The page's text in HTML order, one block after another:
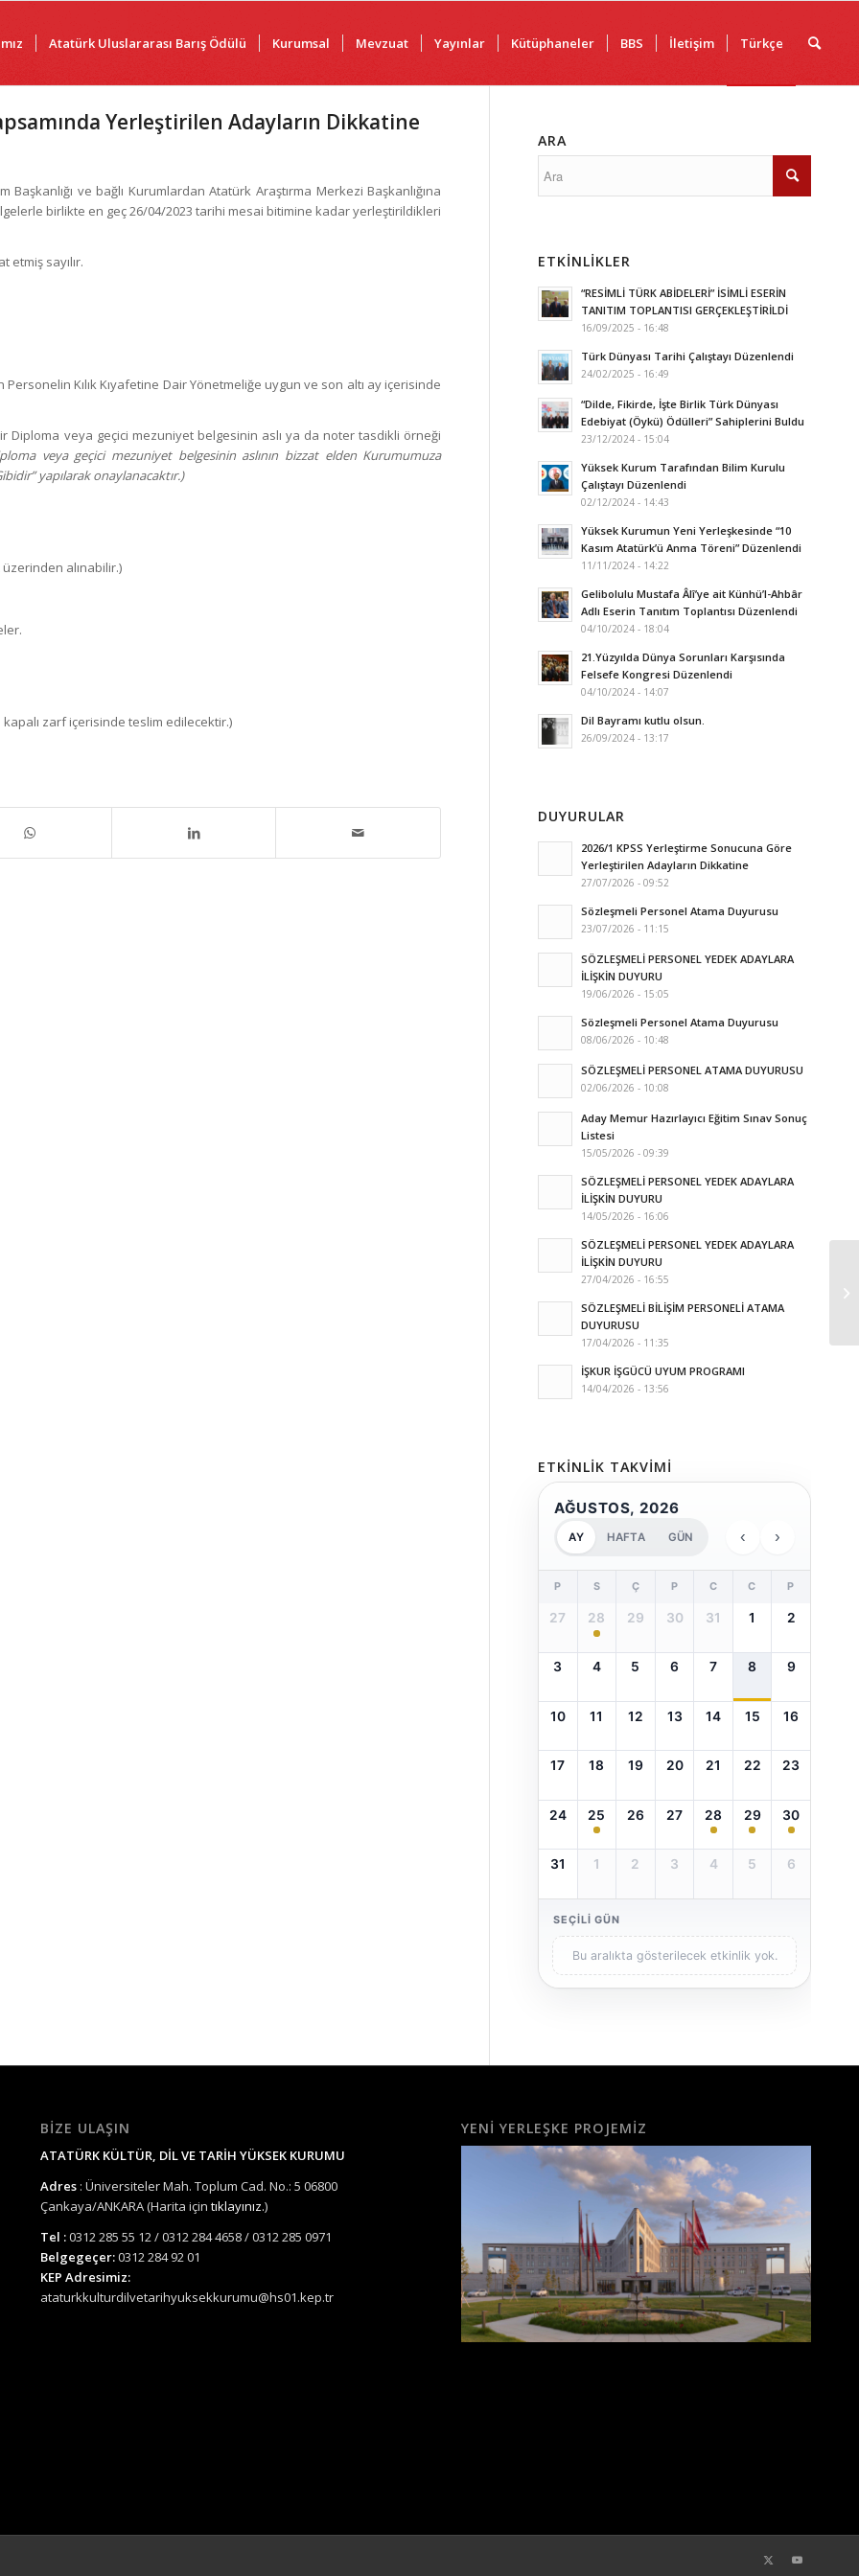
Atatürk Uluslararası Barış Ödülü Kurumsal Mevzuat Yayınlar Kütüphaneler BBS İletişim Türkçe
Yerleştirilen Adayların Dikkatine
ve bağlı Kurumlardan Atatürk Araştırma Merkezi Başkanlığına
birlikte en geç 26/04/2023 tarihi mesai bitimine kadar yerleştirildikleri
sayılır.
Kılık Kıyafetine Dair Yönetmeliğe uygun ve son altı ay içerisinde
Diploma veya geçici mezuniyet belgesinin aslı ya da noter tasdikli örneği
veya geçici mezuniyet belgesinin aslının bizzat elden Kurumumuza
yapılarak onaylanacaktır.)
alınabilir.)
zarf içerisinde teslim edilecektir.)
ARA
ETKINLIKLER
“RESİMLİ TÜRK ABİDELERİ” İSİMLİ ESERİN
TANITIM TOPLANTISI GERÇEKLEŞTİRİLDİ
16/09/2025 - 16:48
Türk Dünyası Tarihi Çalıştayı Düzenlendi
24/02/2025 - 16:49
“Dilde, Fikirde, İşte Birlik Türk Dünyası
Edebiyat (Öykü) Ödülleri” Sahiplerini Buldu
23/12/2024 - 15:04
Yüksek Kurum Tarafından Bilim Kurulu
Çalıştayı Düzenlendi
02/12/2024 - 14:43
Yüksek Kurumun Yeni Yerleşkesinde “10
Kasım Atatürk’ü Anma Töreni” Düzenlendi
11/11/2024 - 14:22
Gelibolulu Mustafa Âlî’ye ait Künhü’l-Ahbâr
Adlı Eserin Tanıtım Toplantısı Düzenlendi
04/10/2024 - 18:04
21.Yüzyılda Dünya Sorunları Karşısında
Felsefe Kongresi Düzenlendi
04/10/2024 - 14:07
Dil Bayramı kutlu olsun.
26/09/2024 - 13:17
DUYURULAR
2026/1 KPSS Yerleştirme Sonucuna Göre
Yerleştirilen Adayların Dikkatine
27/07/2026 - 09:52
Sözleşmeli Personel Atama Duyurusu
23/07/2026 - 11:15
SÖZLEŞMELİ PERSONEL YEDEK ADAYLARA
İLİŞKİN DUYURU
19/06/2026 - 15:05
Sözleşmeli Personel Atama Duyurusu
08/06/2026 - 10:48
SÖZLEŞMELİ PERSONEL ATAMA DUYURUSU
02/06/2026 - 10:08
Aday Memur Hazırlayıcı Eğitim Sınav Sonuç
Listesi
15/05/2026 - 09:39
SÖZLEŞMELİ PERSONEL YEDEK ADAYLARA
İLİŞKİN DUYURU
14/05/2026 - 16:06
SÖZLEŞMELİ PERSONEL YEDEK ADAYLARA
İLİŞKİN DUYURU
27/04/2026 - 16:55
SÖZLEŞMELİ BİLİŞİM PERSONELİ ATAMA
DUYURUSU
17/04/2026 - 11:35
İŞKUR İŞGÜCÜ UYUM PROGRAMI
14/04/2026 - 13:56
ETKINLIK TAKVIMI
AĞUSTOS, 2026
AY HAFTA GÜN ‹ ›
P S Ç P C C P
27 28 29 30 31 1 2
3 4 5 6 7 8 9
10 11 12 13 14 15 16
17 18 19 20 21 22 23
24 25 26 27 28 29 30
31 1 2 3 4 5 6
SEÇILI GÜN
Bu aralıkta gösterilecek etkinlik yok.
BIZE ULAŞIN
ATATÜRK KÜLTÜR, DİL VE TARİH YÜKSEK KURUMU
Adres : Üniversiteler Mah. Toplum Cad. No.: 5 06800
Çankaya/ANKARA (Harita için tıklayınız.)
Tel :0312 285 55 12 / 0312 284 4658 / 0312 285 0971
Belgegeçer:0312 284 92 01
KEP Adresimiz:
ataturkkulturdilvetarihyuksekkurumu@hs01.kep.tr
YENI YERLEŞKE PROJEMIZ